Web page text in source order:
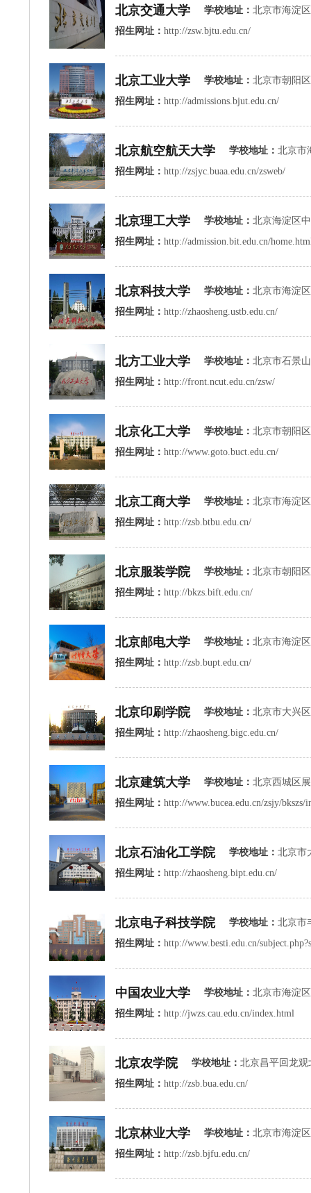
北京交通大学 学校地址： 北京市海淀区西
招生网址： http://zsw.bjtu.edu.cn/
北京工业大学 学校地址： 北京市朝阳
招生网址： http://admissions.bjut.edu.cn/
北京航空航天大学 学校地址： 北京市
招生网址： http://zsjyc.buaa.edu.cn/zsweb/
北京理工大学 学校地址： 北京海淀区
招生网址： http://admission.bit.edu.cn/
北京科技大学 学校地址： 北京市海淀
招生网址： http://zhaosheng.ustb.edu.cn/
北方工业大学 学校地址： 北京市石景
招生网址： http://front.ncut.edu.cn/zsw/
北京化工大学 学校地址： 北京市朝阳区
招生网址： http://www.goto.buct.edu.cn/
北京工商大学 学校地址： 北京市海淀
招生网址： http://zsb.btbu.edu.cn/
北京服装学院 学校地址： 北京市朝阳区和平街
招生网址： http://bkzs.bift.edu.cn/
北京邮电大学 学校地址： 北京市海淀
招生网址： http://zsb.bupt.edu.cn/
北京印刷学院 学校地址： 北京市大兴
招生网址： http://zhaosheng.bigc.edu.cn/
北京建筑大学 学校地址： 北京西城区
招生网址： http://www.bucea.edu.cn/zsjy/bkszs/
北京石油化工学院 学校地址： 北京市大
招生网址： http://zhaosheng.bipt.edu.cn/
北京电子科技学院 学校地址： 北京市丰
招生网址： http://www.besti.edu.cn/
中国农业大学 学校地址： 北京市海淀
招生网址： http://jwzs.cau.edu.cn/index.html
北京农学院 学校地址： 北京昌平回龙观北农路7号北
招生网址： http://zsb.bua.edu.cn/
北京林业大学 学校地址： 北京市海淀
招生网址： http://zsb.bjfu.edu.cn/